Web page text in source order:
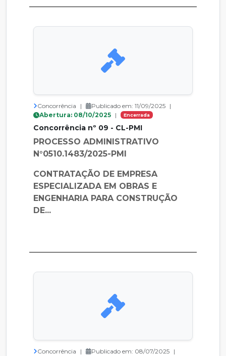
Concorrência | Publicado em: 11/09/2025 |
Abertura: 08/10/2025 | Encerrada
Concorrência nº 09 - CL-PMI
PROCESSO ADMINISTRATIVO
N°0510.1483/2025-PMI
CONTRATAÇÃO DE EMPRESA
ESPECIALIZADA EM OBRAS E
ENGENHARIA PARA CONSTRUÇÃO
DE...
Concorrência | Publicado em: 08/07/2025 |